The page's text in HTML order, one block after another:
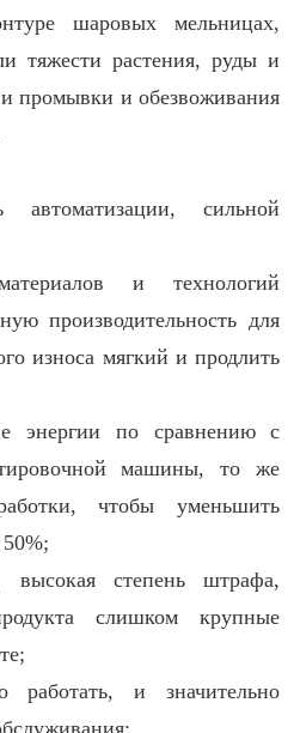
шаровых мельницах,
тяжести растения, руды и
и промывки и обезвоживания
сильной
и технологий
производительность для
износа мягкий и продлить
энергии по сравнению с
машины, то же
чтобы уменьшить
высокая степень штрафа,
слишком крупные
работать, и значительно